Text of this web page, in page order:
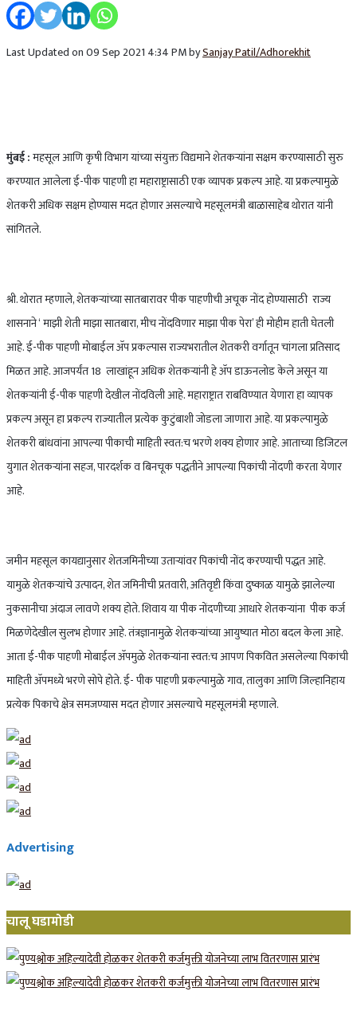
Last Updated on 09 Sep 2021 4:34 PM bySanjay Patil/Adhorekhit
मुंबई :महसूल आणि कृषी विभाग यांच्या संयुक्त विद्यमाने शेतकऱ्यांना सक्षम करण्यासाठी सुरु
करण्यात आलेला ई-पीक पाहणी हा महाराष्ट्रासाठी एक व्यापक प्रकल्प आहे. या प्रकल्पामुळे
शेतकरी अधिक सक्षम होण्यास मदत होणार असल्याचे महसूलमंत्री बाळासाहेब थोरात यांनी
सांगितले.
श्री. थोरात म्हणाले, शेतकऱ्यांच्या सातबारावर पीक पाहणीची अचूक नोंद होण्यासाठी राज्य
शासनाने ‘ माझी शेती माझा सातबारा, मीच नोंदविणार माझा पीक पेरा’ ही मोहीम हाती घेतली
आहे. ई-पीक पाहणी मोबाईल ॲप प्रकल्पास राज्यभरातील शेतकरी वर्गातून चांगला प्रतिसाद
मिळत आहे. आजपर्यंत 18 लाखांहून अधिक शेतकऱ्यांनी हे ॲप डाऊनलोड केले असून या
शेतकऱ्यांनी ई-पीक पाहणी देखील नोंदविली आहे. महाराष्ट्रात राबविण्यात येणारा हा व्यापक
प्रकल्प असून हा प्रकल्प राज्यातील प्रत्येक कुटुंबाशी जोडला जाणारा आहे. या प्रकल्पामुळे
शेतकरी बांधवांना आपल्या पीकाची माहिती स्वत:च भरणे शक्य होणार आहे. आताच्या डिजिटल
युगात शेतकऱ्यांना सहज, पारदर्शक व बिनचूक पद्धतीने आपल्या पिकांची नोंदणी करता येणार
आहे.
जमीन महसूल कायद्यानुसार शेतजमिनीच्या उताऱ्यांवर पिकांची नोंद करण्याची पद्धत आहे.
यामुळे शेतकऱ्यांचे उत्पादन, शेत जमिनीची प्रतवारी, अतिवृष्टी किंवा दुष्काळ यामुळे झालेल्या
नुकसानीचा अंदाज लावणे शक्य होते. शिवाय या पीक नोंदणीच्या आधारे शेतकऱ्यांना पीक कर्ज
मिळणेदेखील सुलभ होणार आहे. तंत्रज्ञानामुळे शेतकऱ्यांच्या आयुष्यात मोठा बदल केला आहे.
आता ई-पीक पाहणी मोबाईल ॲपमुळे शेतकऱ्यांना स्वत:च आपण पिकवित असलेल्या पिकांची
माहिती ॲपमध्ये भरणे सोपे होते. ई- पीक पाहणी प्रकल्पामुळे गाव, तालुका आणि जिल्हानिहाय
प्रत्येक पिकाचे क्षेत्र समजण्यास मदत होणार असल्याचे महसूलमंत्री म्हणाले.
Advertising
चालू घडामोडी